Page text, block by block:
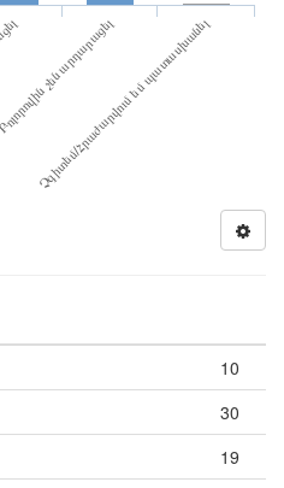
չեն արդարացել
Չգիտեմ/Հրաժարվում եմ պատասխանել
10
30
19